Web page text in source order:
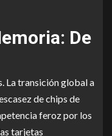
De
La transición global a
de chips de
feroz por los
tarjetas